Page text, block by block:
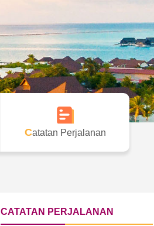
Catatan Perjalanan
CATATAN PERJALANAN